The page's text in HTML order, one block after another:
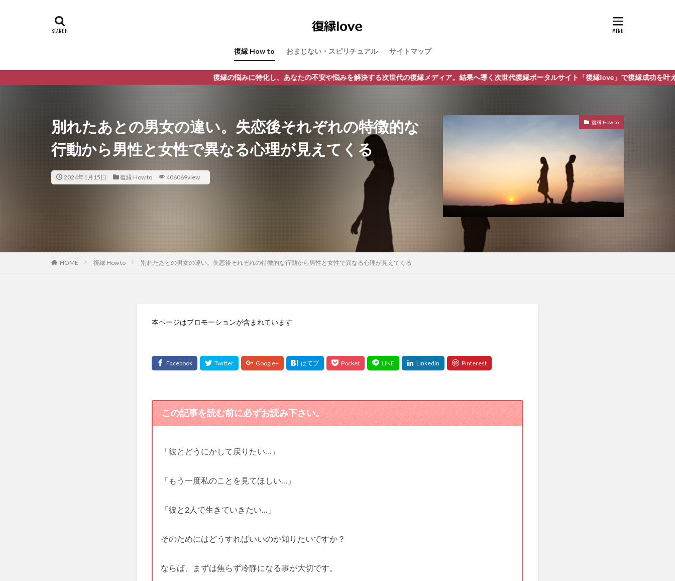
復縁 How to おまじない・スピリチュアル サイトマップ
復縁の悩みに特化し、あなたの不安や悩みを解決する次世代の復縁メディア。結果へ導く次世代復縁ポータルサイト「復縁love」で復縁成功を叶えましょう！
別れたあとの男女の違い。失恋後それぞれの特徴的な
行動から男性と女性で異なる心理が見えてくる
2024年1月15日 復縁 How to 406069view
復縁 How to
HOME 復縁 How to 別れたあとの男女の違い。失恋後それぞれの特徴的な行動から男性と女性で異なる心理が見えてくる
本ページはプロモーションが含まれています
この記事を読む前に必ずお読み下さい。
「彼とどうにかして戻りたい…」
「もう一度私のことを見てほしい…」
「彼と2人で生きていきたい…」
そのためにはどうすればいいのか知りたいですか？
ならば、まずは焦らず冷静になる事が大切です。